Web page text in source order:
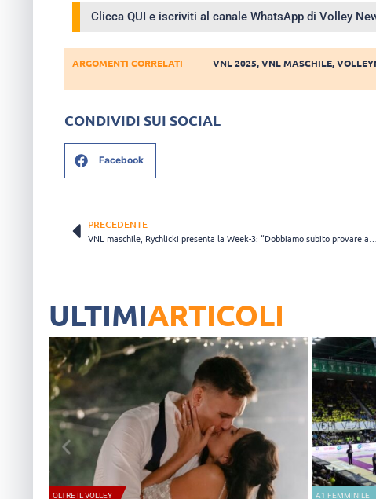
Clicca QUI e iscriviti al canale WhatsApp di Volley
ARGOMENTI CORRELATI VNL 2025,VNL MASCHILE,
CONDIVIDI SUI SOCIAL
Facebook
PRECEDENTE
ULTIMIARTICOLI
A1 FEMMINILE